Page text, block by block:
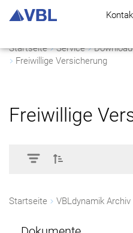
Startseite Service
Freiwillige Versicherung
Freiwillige
Startseite VBLdynamik Archiv